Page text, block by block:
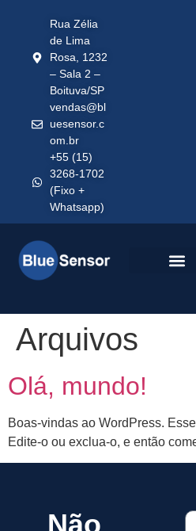
Rua Zélia
de Lima
Rosa, 1232
– Sala 2 –
Boituva/SP
vendas@bl
uesensor.c
om.br
+55 (15)
3268-1702
(Fixo +
Whatsapp)
Arquivos
Olá, mundo!
Boas-vindas ao WordPress.
Edite-o ou exclua-o, e então